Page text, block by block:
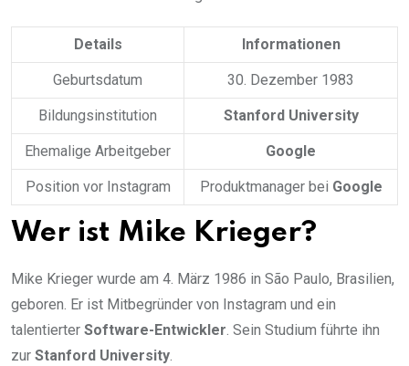
Details Informationen
Geburtsdatum 30. Dezember 1983
Bildungsinstitution Stanford University
Ehemalige Arbeitgeber Google
Position vor Instagram Produktmanager bei Google
Wer ist Mike Krieger?
Mike Krieger wurde am 4. März 1986 in São Paulo, Brasilien,
geboren. Er ist Mitbegründer von Instagram und ein
talentierter Software-Entwickler. Sein Studium führte ihn
zur Stanford University.